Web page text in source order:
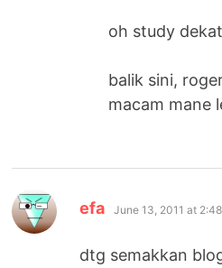
oh study
balik sini,
macam mane
efa says:
June 13, 2011 at
dtg semakkan